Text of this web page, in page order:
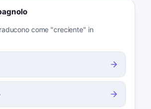
come "creciente" in